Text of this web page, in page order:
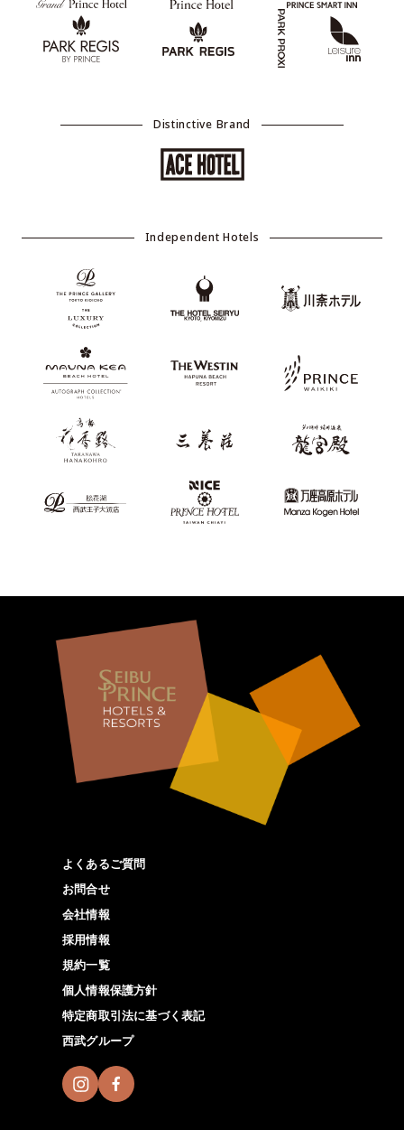
Distinctive Brand
Independent Hotels
よくあるご質問
お問合せ
会社情報
採用情報
規約一覧
個人情報保護方針
特定商取引法に基づく表記
西武グループ